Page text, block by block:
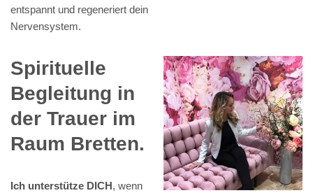
entspannt und regeneriert dein
Nervensystem.
Spirituelle
Begleitung in
der Trauer im
Raum Bretten.
Ich unterstütze DICH, wenn